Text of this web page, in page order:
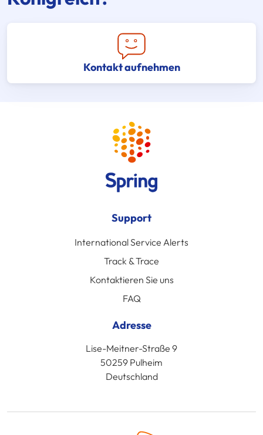
Kontakt aufnehmen
Support
International Service Alerts
Track & Trace
Kontaktieren Sie uns
FAQ
Adresse
Lise-Meitner-Straße 9
50259 Pulheim
Deutschland